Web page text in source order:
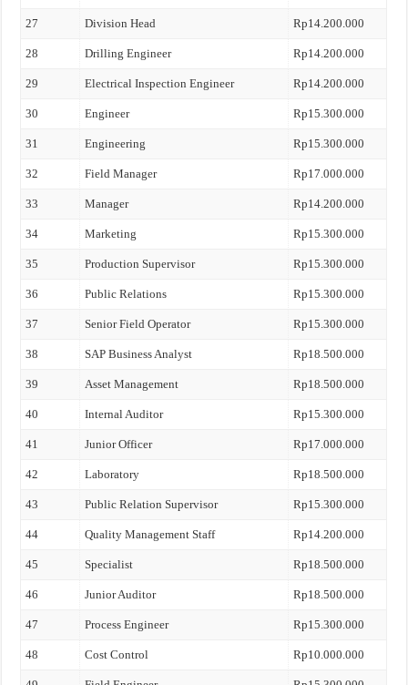
27 Division Head Rp14.200.000
28 Drilling Engineer Rp14.200.000
29 Electrical Inspection Engineer Rp14.200.000
30 Engineer Rp15.300.000
31 Engineering Rp15.300.000
32 Field Manager Rp17.000.000
33 Manager Rp14.200.000
34 Marketing Rp15.300.000
35 Production Supervisor Rp15.300.000
36 Public Relations Rp15.300.000
37 Senior Field Operator Rp15.300.000
38 SAP Business Analyst Rp18.500.000
39 Asset Management Rp18.500.000
40 Internal Auditor Rp15.300.000
41 Junior Officer Rp17.000.000
42 Laboratory Rp18.500.000
43 Public Relation Supervisor Rp15.300.000
44 Quality Management Staff Rp14.200.000
45 Specialist Rp18.500.000
46 Junior Auditor Rp18.500.000
47 Process Engineer Rp15.300.000
48 Cost Control Rp10.000.000